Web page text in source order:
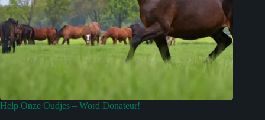
Help Onze Oudjes – Word Donateur!